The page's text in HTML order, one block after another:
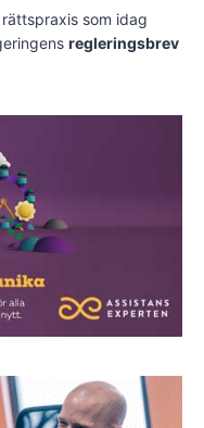
som idag
regleringsbrev